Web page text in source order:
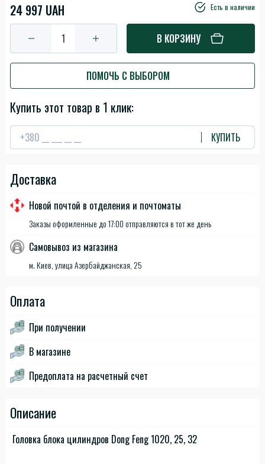
24 997 UAH Есть в наличии
В КОРЗИНУ
ПОМОЧЬ С ВЫБОРОМ
Купить этот товар в 1 клик:
КУПИТЬ
Доставка
Новой почтой в отделения и почтоматы
Заказы оформленные до 17:00 отправляются в тот же день
Самовывоз из магазина
м. Киев, улица Азербайджанская, 25
Оплата
При получении
В магазине
Предоплата на расчетный счет
Описание
Головка блока цилиндров Dong Feng 1020, 25, 32